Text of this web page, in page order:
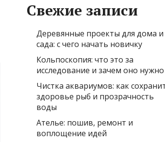
Свежие записи
Деревянные проекты для дома и
сада: с чего начать новичку
Кольпоскопия: что это за
исследование и зачем оно нужно
Чистка аквариумов: как
здоровье рыб и прозрачность
воды
Ателье: пошив, ремонт и
воплощение идей